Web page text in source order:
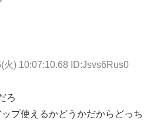
火) 10:07:10.68 ID:Jsvs6Rus0
ろ
プ使えるかどうかだからどっち